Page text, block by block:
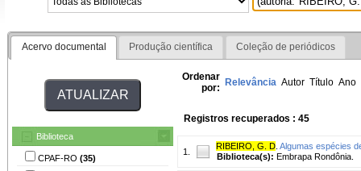
Acervo documental Produção científica Coleção de periódicos
Biblioteca
CPAF-RO (35)
Ordenar
por: Relevância Autor Título Ano
Registros recuperados : 45
1.
RIBEIRO, G. D Algumas espécies
Biblioteca(s): Embrapa Rondônia.